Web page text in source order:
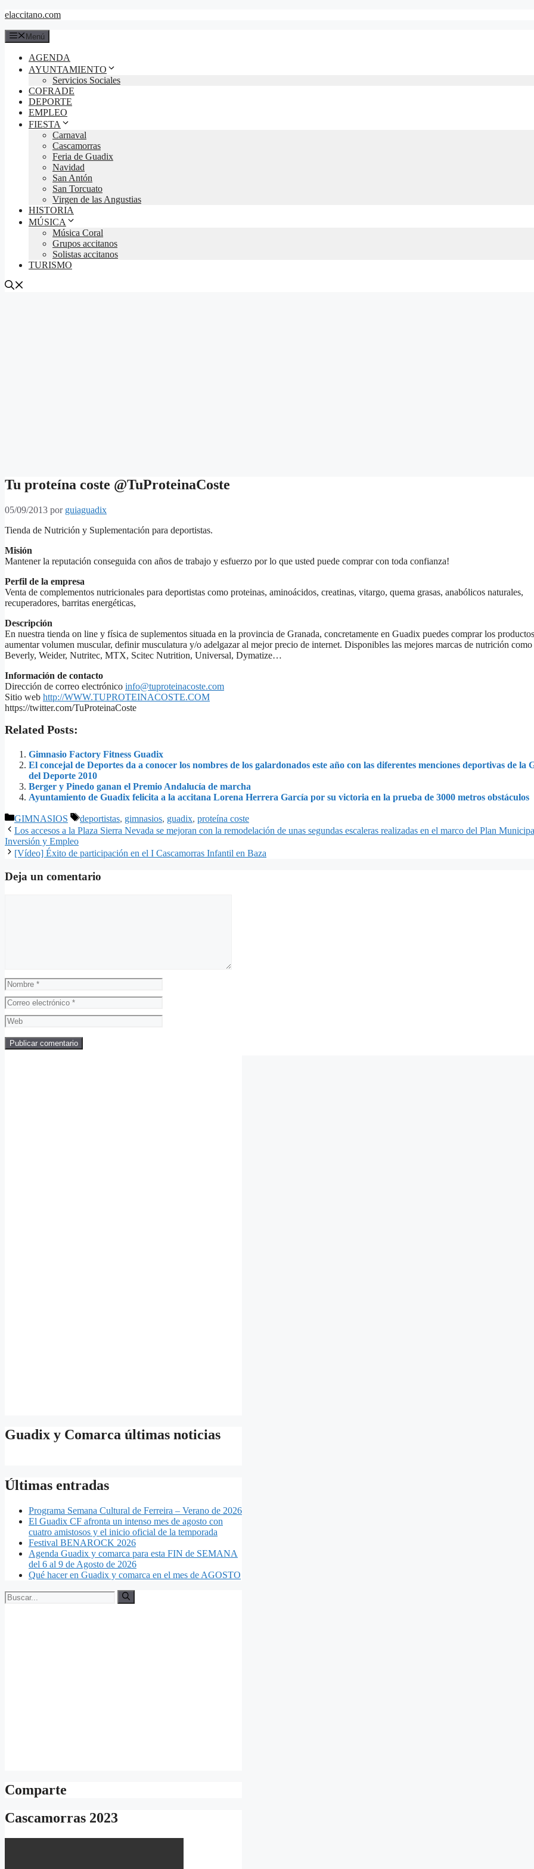
Saltar
contenido
elaccitano.com
Menú
AGENDA
AYUNTAMIENTO
Servicios Sociales
COFRADE
DEPORTE
EMPLEO
FIESTA
Carnaval
Cascamorras
Feria de Guadix
Navidad
San Antón
San Torcuato
Virgen de las Angustias
HISTORIA
MÚSICA
Música Coral
Grupos accitanos
Solistas accitanos
TURISMO
Tu proteína coste @TuProteinaCoste
05/09/2013 por guiaguadix
Tienda de Nutrición y Suplementación para deportistas.
Misión
Mantener la reputación conseguida con años de trabajo y esfuerzo por lo que usted puede comprar con toda confianza!
Perfil de la empresa
Venta de complementos nutricionales para deportistas como proteinas, aminoácidos, creatinas, vitargo, quema grasas, anabólicos naturales,
recuperadores, barritas energéticas,
Descripción
En nuestra tienda on line y física de suplementos situada en la provincia de Granada, concretamente en Guadix puedes comprar los
aumentar volumen muscular, definir musculatura y/o adelgazar al mejor precio de internet. Disponibles las mejores marcas de nutrición como
Beverly, Weider, Nutritec, MTX, Scitec Nutrition, Universal, Dymatize…
Información de contacto
Dirección de correo electrónico info@tuproteinacoste.com
Sitio web http://WWW.TUPROTEINACOSTE.COM
https://twitter.com/TuProteinaCoste
Related Posts:
Gimnasio Factory Fitness Guadix
El concejal de Deportes da a conocer los nombres de los galardonados este año con las diferentes menciones deportivas de la
del Deporte 2010
Berger y Pinedo ganan el Premio Andalucía de marcha
Ayuntamiento de Guadix felicita a la accitana Lorena Herrera García por su victoria en la prueba de 3000 metros obstáculos
Categorías
GIMNASIOS Etiquetas
deportistas, gimnasios, guadix, proteína coste
Los accesos a la Plaza Sierra Nevada se mejoran con la remodelación de unas segundas escaleras realizadas en el marco del Plan
Inversión y Empleo
[Vídeo] Éxito de participación en el I Cascamorras Infantil en Baza
Deja un comentario
Nombre
Correo
electrónico
Web
Guadix y Comarca últimas noticias
Últimas entradas
Programa Semana Cultural de Ferreira – Verano de 2026
El Guadix CF afronta un intenso mes de agosto con
cuatro amistosos y el inicio oficial de la temporada
Festival BENAROCK 2026
Agenda Guadix y comarca para esta FIN de SEMANA
del 6 al 9 de Agosto de 2026
Qué hacer en Guadix y comarca en el mes de AGOSTO
Buscar:
Comparte
Cascamorras 2023